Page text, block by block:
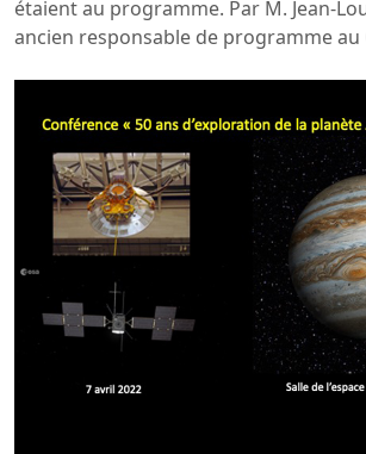
étaient au programme. Par M. Jean-
ancien responsable de programme au